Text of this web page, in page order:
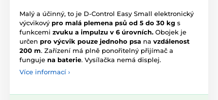
Malý a účinný, to je D-Control Easy Small elektronický
výcvikový pro malá plemena psů od 5 do 30 kg s
funkcemi zvuku a impulzu v 6 úrovních. Obojek je
určen pro výcvik pouze jednoho psa na vzdálenost
200 m. Zařízení má plně ponořitelný přijímač a
funguje na baterie. Vysílačka nemá displej.
Více informací ›